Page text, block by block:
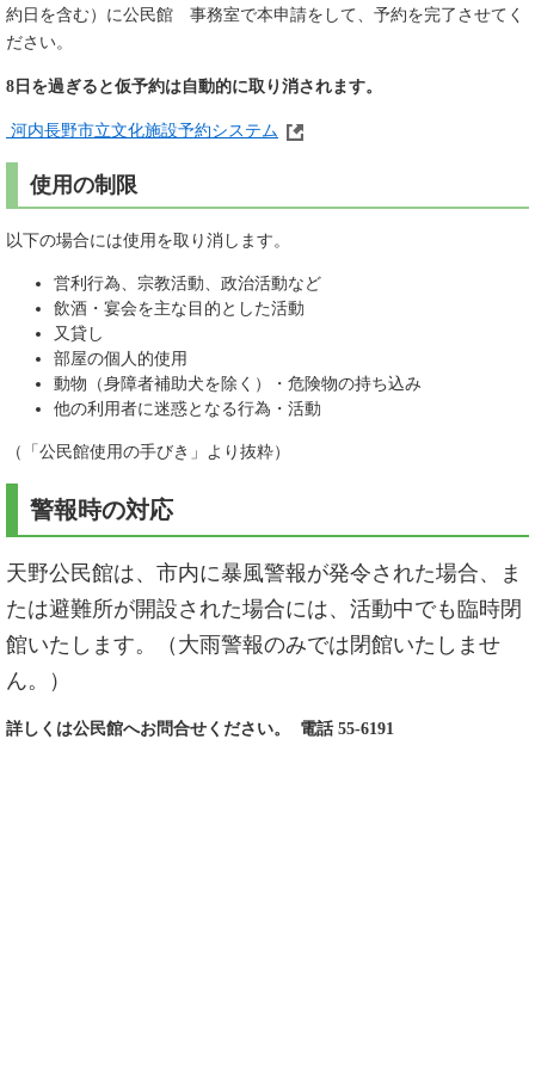
約日を含む）に公民館 事務室で本申請をして、予約を完了させてく
ださい。
8日を過ぎると仮予約は自動的に取り消されます。
河内長野市立文化施設予約システム
使用の制限
以下の場合には使用を取り消します。
営利行為、宗教活動、政治活動など
飲酒・宴会を主な目的とした活動
又貸し
部屋の個人的使用
動物（身障者補助犬を除く）・危険物の持ち込み
他の利用者に迷惑となる行為・活動
（「公民館使用の手びき」より抜粋）
警報時の対応
天野公民館は、市内に暴風警報が発令された場合、ま
たは避難所が開設された場合には、活動中でも臨時閉
館いたします。（大雨警報のみでは閉館いたしませ
ん。）
詳しくは公民館へお問合せください。 電話 55-6191